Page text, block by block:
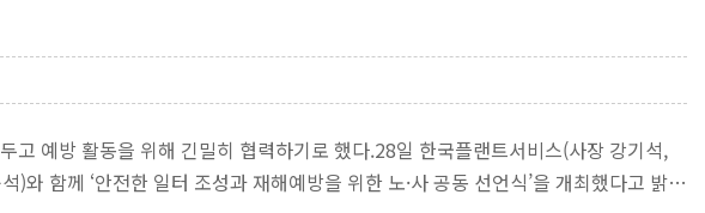
예방 활동을 위해 긴밀히 협력하기로 했다.28일 한국플랜트서비스(사장 강기석,
함께 ‘안전한 일터 조성과 재해예방을 위한 노·사 공동 선언식’을 개최했다고 밝